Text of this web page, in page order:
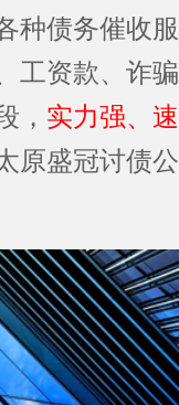
种债务催收服
工资款、诈骗
， 实力强、速
原盛冠讨债公